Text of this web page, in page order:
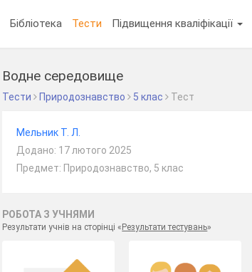
Бібліотека Тести Підвищення кваліфікації
Водне середовище
Тести Природознавство 5 клас Тест
Мельник Т. Л.
Додано: 17 лютого 2025
Предмет: Природознавство, 5 клас
РОБОТА З УЧНЯМИ
Результати учнів на сторінці « Результати тестувань»